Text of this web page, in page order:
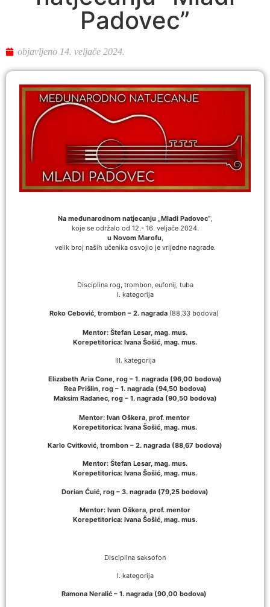
Padovec”
objavljeno 14. veljače 2024.
Na međunarodnom natjecanju „Mladi Padovec“,
koje se održalo od 12.- 16. veljače 2024.
u Novom Marofu,
velik broj naših učenika osvojio je vrijedne nagrade.
Disciplina rog, trombon, eufonij, tuba
I. kategorija
Roko Cebović, trombon – 2. nagrada (88,33 bodova)
Mentor: Štefan Lesar, mag. mus.
Korepetitorica: Ivana Šošić, mag. mus.
III. kategorija
Elizabeth Aria Cone, rog – 1. nagrada (96,00 bodova)
Rea Prišlin, rog – 1. nagrada (94,50 bodova)
Maksim Radanec, rog – 1. nagrada (90,50 bodova)
Mentor: Ivan Oškera, prof. mentor
Korepetitorica: Ivana Šošić, mag. mus.
Karlo Cvitković, trombon – 2. nagrada (88,67 bodova)
Mentor: Štefan Lesar, mag. mus.
Korepetitorica: Ivana Šošić, mag. mus.
Dorian Ćuić, rog – 3. nagrada (79,25 bodova)
Mentor: Ivan Oškera, prof. mentor
Korepetitorica: Ivana Šošić, mag. mus.
Disciplina saksofon
I. kategorija
Ramona Neralić – 1. nagrada (90,00 bodova)